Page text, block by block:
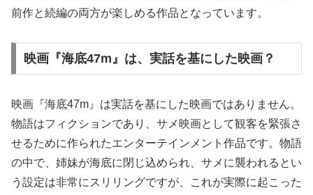
前作と続編の両方が楽しめる作品となっています。
映画『海底47m』は、実話を基にした映画？
映画『海底47m』は実話を基にした映画ではありません。
物語はフィクションであり、サメ映画として観客を緊張さ
せるために作られたエンターテインメント作品です。物語
の中で、姉妹が海底に閉じ込められ、サメに襲われるとい
う設定は非常にスリリングですが、これが実際に起こった